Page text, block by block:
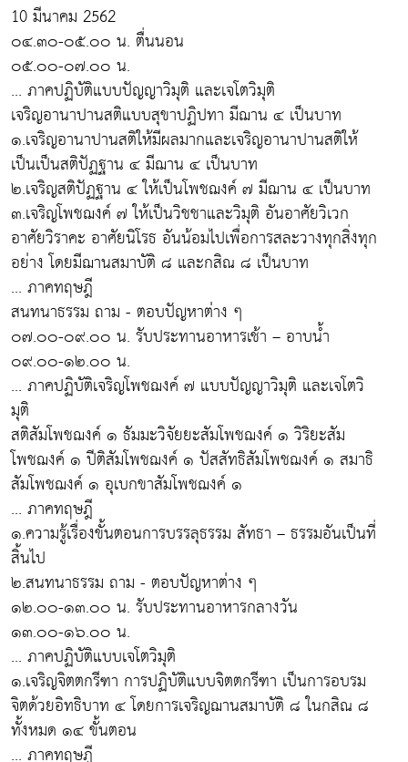
10 มีนาคม 2562
๐๔.๓๐-๐๕.๐๐ น. ตื่นนอน
๐๕.๐๐-๐๗.๐๐ น.
... ภาคปฏิบัติแบบปัญญาวิมุติ และเจโตวิมุติ
เจริญอานาปานสติแบบสุขาปฏิปทา มีฌาน ๔ เป็นบาท
๑.เจริญอานาปานสติให้มีผลมากและเจริญอานาปานสติให้
เป็นเป็นสติปัฏฐาน ๔ มีฌาน ๔ เป็นบาท
๒.เจริญสติปัฏฐาน ๔ ให้เป็นโพชฌงค์ ๗ มีฌาน ๔ เป็นบาท
๓.เจริญโพชฌงค์ ๗ ให้เป็นวิชชาและวิมุติ อันอาศัยวิเวก
อาศัยวิราคะ อาศัยนิโรธ อันน้อมไปเพื่อการสละวางทุกสิ่งทุก
อย่าง โดยมีฌานสมาบัติ ๘ และกสิณ ๘ เป็นบาท
... ภาคทฤษฎี
สนทนาธรรม ถาม - ตอบปัญหาต่าง ๆ
๐๗.๐๐-๐๙.๐๐ น. รับประทานอาหารเช้า – อาบน้ำ
๐๙.๐๐-๑๒.๐๐ น.
... ภาคปฏิบัติเจริญโพชฌงค์ ๗ แบบปัญญาวิมุติ และเจโตวิ
มุติ
สติสัมโพชฌงค์ ๑ ธัมมะวิจัยยะสัมโพชฌงค์ ๑ วิริยะสัม
โพชฌงค์ ๑ ปีติสัมโพชฌงค์ ๑ ปัสสัทธิสัมโพชฌงค์ ๑ สมาธิ
สัมโพชฌงค์ ๑ อุเบกขาสัมโพชฌงค์ ๑
... ภาคทฤษฎี
๑.ความรู้เรื่องขั้นตอนการบรรลุธรรม สัทธา – ธรรมอันเป็นที่
สิ้นไป
๒.สนทนาธรรม ถาม - ตอบปัญหาต่าง ๆ
๑๒.๐๐-๑๓.๐๐ น. รับประทานอาหารกลางวัน
๑๓.๐๐-๑๖.๐๐ น.
... ภาคปฏิบัติแบบเจโตวิมุติ
๑.เจริญจิตตกรีฑา การปฏิบัติแบบจิตตกรีฑา เป็นการอบรม
จิตด้วยอิทธิบาท ๔ โดยการเจริญฌานสมาบัติ ๘ ในกสิณ ๘
ทั้งหมด ๑๔ ขั้นตอน
... ภาคทฤษฎี